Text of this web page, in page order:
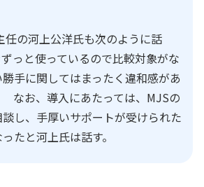
の河上公洋氏も次のように話
っと使っているので比較対象がな
手に関してはまったく違和感があ
なお、導入にあたっては、MJSの
し、手厚いサポートが受けられた
たと河上氏は話す。